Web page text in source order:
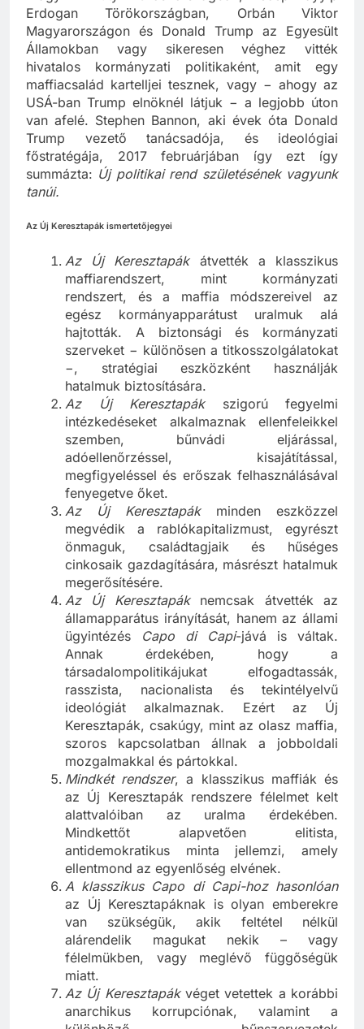
Vlagyimir Putyin Oroszországban, Recep Tayyip
Erdogan Törökországban, Orbán Viktor
Magyarországon és Donald Trump az Egyesült
Államokban vagy sikeresen véghez vitték
hivatalos kormányzati politikaként, amit egy
maffiacsalád kartelljei tesznek, vagy − ahogy az
USÁ-ban Trump elnöknél látjuk − a legjobb úton
van afelé. Stephen Bannon, aki évek óta Donald
Trump vezető tanácsadója, és ideológiai
főstratégája, 2017 februárjában így ezt így
summázta:
Az Új Keresztapák
átvették a klasszikus
maffiarendszert, mint kormányzati
rendszert, és a maffia módszereivel az
egész kormányapparátust uralmuk alá
hajtották. A biztonsági és kormányzati
szerveket − különösen a titkosszolgálatokat
−, stratégiai eszközként használják
hatalmuk biztosítására.
Az Új Keresztapákszigorú fegyelmi
intézkedéseket alkalmaznak ellenfeleikkel
szemben, bűnvádi eljárással,
adóellenőrzéssel, kisajátítással,
megfigyeléssel és erőszak felhasználásával
fenyegetve őket.
Az Új Keresztapákminden eszközzel
megvédik a rablókapitalizmust, egyrészt
önmaguk, családtagjaik és hűséges
cinkosaik gazdagítására, másrészt hatalmuk
megerősítésére.
Az Új Keresztapáknemcsak átvették az
államapparátus irányítását, hanem az állami
ügyintézés
Capo di Capi
-jává is váltak.
Annak érdekében, hogy a
társadalompolitikájukat elfogadtassák,
rasszista, nacionalista és tekintélyelvű
ideológiát alkalmaznak. Ezért az Új
Keresztapák, csakúgy, mint az olasz maffia,
szoros kapcsolatban állnak a jobboldali
mozgalmakkal és pártokkal.
Mindkét rendszer, a klasszikus maffiák és
az Új Keresztapák rendszere félelmet kelt
alattvalóiban az uralma érdekében.
Mindkettőt alapvetően elitista,
antidemokratikus minta jellemzi, amely
ellentmond az egyenlőség elvének.
A klasszikus Capo di Capi-hoz hasonlóan
az Új Keresztapáknak is olyan emberekre
van szükségük, akik feltétel nélkül
alárendelik magukat nekik – vagy
félelmükben, vagy meglévő függőségük
miatt.
Az Új Keresztapákvéget vetettek a korábbi
anarchikus korrupciónak, valamint a